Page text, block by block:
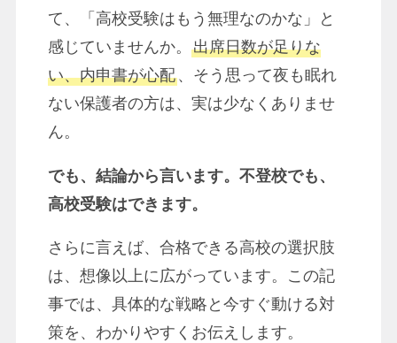
て、「高校受験はもう無理なのかな」と
感じていませんか。 出席日数が足りな
い、内申書が心配、そう思って夜も眠れ
ない保護者の方は、実は少なくありませ
ん。
でも、結論から言います。不登校でも、
高校受験はできます。
さらに言えば、合格できる高校の選択肢
は、想像以上に広がっています。この記
事では、具体的な戦略と今すぐ動ける対
策を、わかりやすくお伝えします。